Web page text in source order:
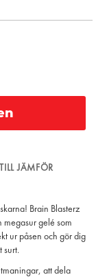
JÄMFÖR
Brain Blasterz
megasur gelé som
ur påsen och gör dig
surt.
att dela